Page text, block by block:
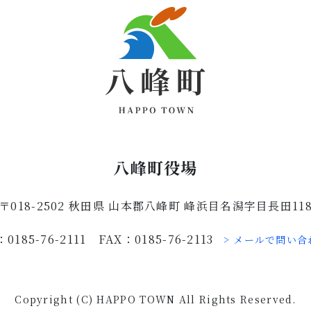
八峰町役場
018-2502 秋田県 山本郡八峰町 峰浜目名潟字目長田118
0185-76-2111 FAX：0185-76-2113 > メールで問い合
Copyright (C) HAPPO TOWN All Rights Reserved.